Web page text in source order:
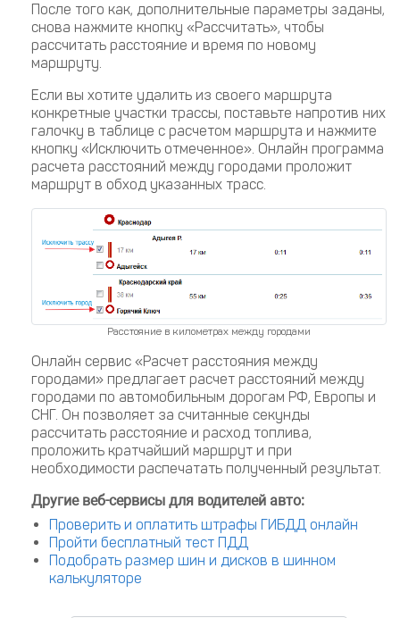
После того как, дополнительные параметры заданы,
снова нажмите кнопку «Рассчитать», чтобы
рассчитать расстояние и время по новому
маршруту.
Если вы хотите удалить из своего маршрута
конкретные участки трассы, поставьте напротив них
галочку в таблице с расчетом маршрута и нажмите
кнопку «Исключить отмеченное». Онлайн программа
расчета расстояний между городами проложит
маршрут в обход указанных трасс.
Расстояние в километрах между городами
Онлайн сервис «Расчет расстояния между
городами» предлагает расчет расстояний между
городами по автомобильным дорогам РФ, Европы и
СНГ. Он позволяет за считанные секунды
рассчитать расстояние и расход топлива,
проложить кратчайший маршрут и при
необходимости распечатать полученный результат.
Другие веб-сервисы для водителей авто:
Проверить и оплатить штрафы ГИБДД онлайн
Пройти бесплатный тест ПДД
Подобрать размер шин и дисков в шинном
калькуляторе